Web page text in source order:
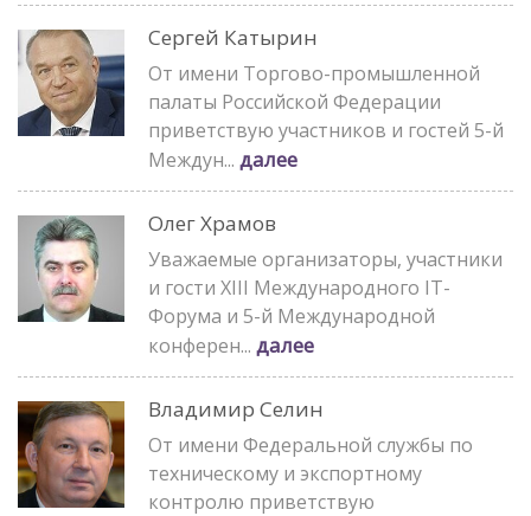
Сергей Катырин
От имени Торгово-промышленной
палаты Российской Федерации
приветствую участников и гостей 5-й
Междун... далее
Олег Храмов
Уважаемые организаторы, участники
и гости XIII Международного IT-
Форума и 5-й Международной
конферен... далее
Владимир Селин
От имени Федеральной службы по
техническому и экспортному
контролю приветствую